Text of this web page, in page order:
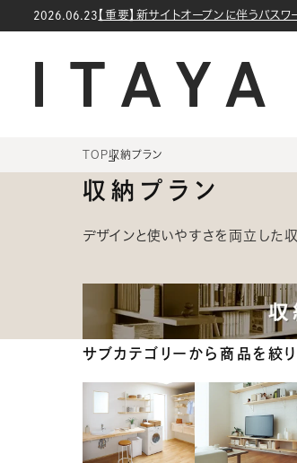
コンテン
2026.06.23 【重要】新サイトオープンに伴うパス
TOP収納プラン
収納プラン
デザインと使いやすさを両立した
サブカテゴリーから商品を絞